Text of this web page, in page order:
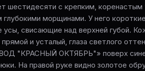
шестидесяти с крепким,
морщинами. У него
свисающие над верхней губой.
и усталый, глаза светлого
"КРАСНЫЙ ОКТЯБРЬ"» поверх
На правой руке видно золотое